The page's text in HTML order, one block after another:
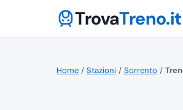
TrovaTreno.it
Home / Stazioni / Sorrento /